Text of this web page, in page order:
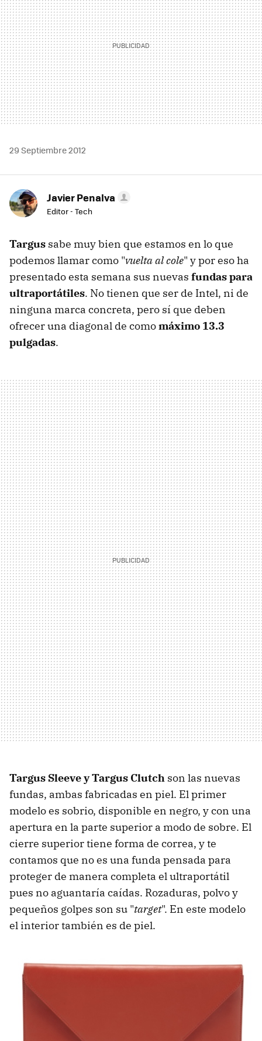
29 Septiembre 2012
Javier Penalva
Editor - Tech
Targus sabe muy bien que estamos en lo que
podemos llamar como "vuelta al cole" y por eso ha
presentado esta semana sus nuevas fundas para
ultraportátiles. No tienen que ser de Intel, ni de
ninguna marca concreta, pero sí que deben
ofrecer una diagonal de comomáximo 13.3
pulgadas.
Targus Sleeve y Targus Clutch son las nuevas
fundas, ambas fabricadas en piel. El primer
modelo es sobrio, disponible en negro, y con una
apertura en la parte superior a modo de sobre. El
cierre superior tiene forma de correa, y te
contamos que no es una funda pensada para
proteger de manera completa el ultraportátil
pues no aguantaría caídas. Rozaduras, polvo y
pequeños golpes son su "target". En este modelo
el interior también es de piel.